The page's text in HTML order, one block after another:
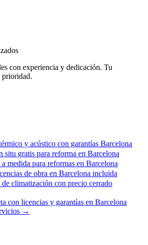
con experiencia y dedicación. Tu
prioridad.
y acústico con garantías Barcelona
situ gratis para reforma en Barcelona
medida para reformas en Barcelona
de obra en Barcelona incluida
de climatización con precio cerrado
con licencias y garantías en Barcelona
→